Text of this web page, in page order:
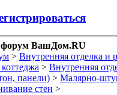
ВашДом.RU
> Внутренняя отделка и
> Внутренняя
панели) > Малярно-
стен >